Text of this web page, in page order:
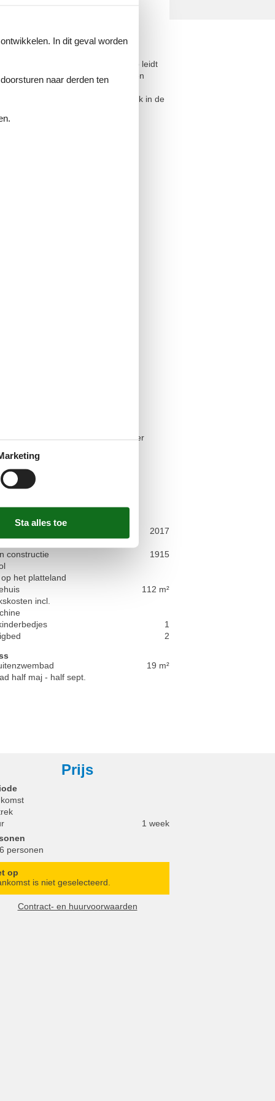
Nationaal Park. Een steile trap leidt
met ligweide, bordspellen en
stad Trosenj en neem een duik in de
water: Hergebruik van regenwater
bouwmaterialen
Privé/natuurlijk
beschikbaar
dicht bij het bos
in een beschermd gebied
2017
constructie
1915
het platteland
112 m²
incl.
1
2
19 m²
half maj - half sept.
Prijs
1 week
personen
op
is niet geselecteerd.
Contract- en huurvoorwaarden
In dit geval worden
naar derden ten